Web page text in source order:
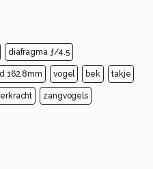
diafragma ƒ/4.5
162.8mm vogel bek takje
zangvogels